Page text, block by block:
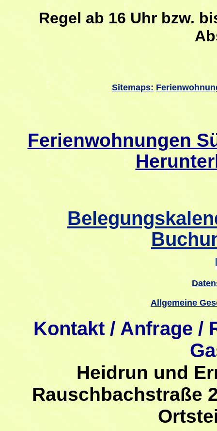
Regel ab 16 Uhr bzw.
Sitemaps:
Ferienwohnungen
Allgemeine
Kontakt / Anfrage /
Heidrun und
Rauschbachstraße